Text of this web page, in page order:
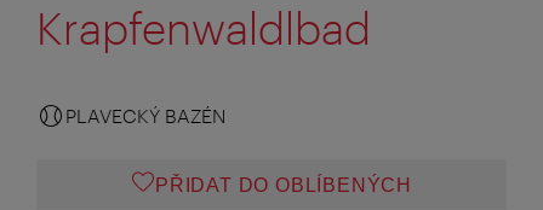
Krapfenwaldlbad
PLAVECKÝ BAZÉN
PŘIDAT DO OBLÍBENÝCH